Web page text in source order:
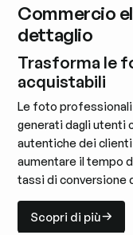
Commercio
dettaglio
Trasforma le
acquistabili
Le foto
generati dagli utenti
autentiche dei
aumentare il tempo
tassi di conversione
Scopri di più